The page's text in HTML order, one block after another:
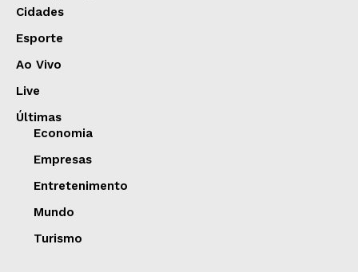
Cidades
Esporte
Ao Vivo
Live
Últimas
Economia
Empresas
Entretenimento
Mundo
Turismo